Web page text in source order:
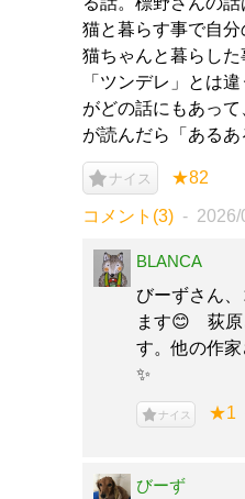
猫と暮らす事で自分
猫ちゃんと暮らし
「ツンデレ」とは
がどの話にもあっ
が読んだら「あるあ
ナイス ★82
コメント(3) 2026/
BLANCA
びーずさん
ます😊 荻原
す。他の作
✨
ナイス ★1
びーず